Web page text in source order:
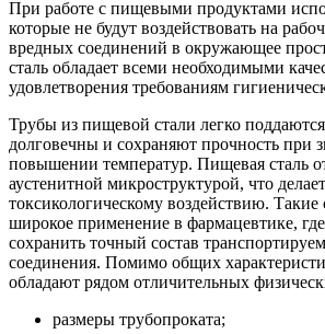
При работе с пищевыми продуктами
которые не будут воздействовать на
вредных соединений в окружающее
сталь обладает всеми необходимыми
удовлетворения требованиям
Трубы из пищевой стали легко
долговечны и сохраняют прочность при
повышении температур. Пищевая сталь
аустенитной микроструктурой, что
токсикологическому воздействию.
широкое применение в фармацевтике,
сохранить точный состав
соединения. Помимо общих
обладают рядом отличительных
размеры трубопроката;